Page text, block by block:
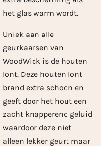
het glas warm wordt.
Uniek aan alle
geurkaarsen van
WoodWick is de houten
lont. Deze houten lont
brand extra schoon en
geeft door het hout een
zacht knapperend geluid
waardoor deze niet
alleen lekker geurt maar